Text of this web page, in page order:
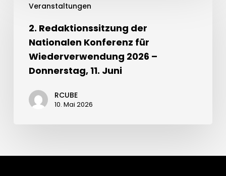
Veranstaltungen
2. Redaktionssitzung der
Nationalen Konferenz für
Wiederverwendung 2026 –
Donnerstag, 11. Juni
RCUBE
10. Mai 2026